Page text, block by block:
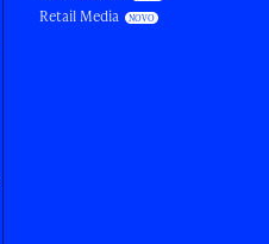
Retail Media